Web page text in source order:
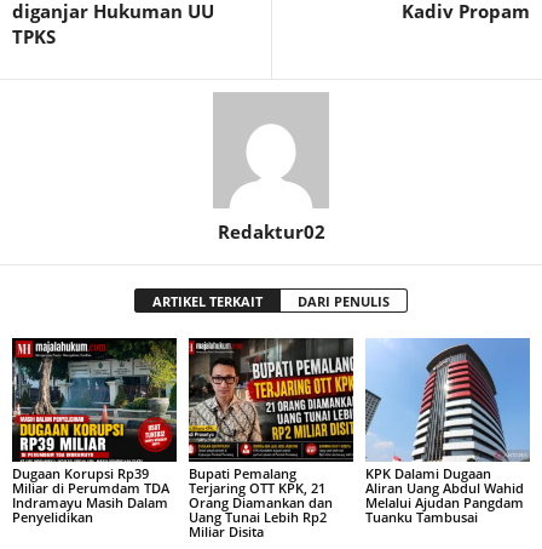
diganjar Hukuman UU
TPKS
Kadiv Propam
Redaktur02
ARTIKEL TERKAIT DARI PENULIS
Dugaan Korupsi Rp39
Miliar di Perumdam TDA
Indramayu Masih Dalam
Penyelidikan
Bupati Pemalang
Terjaring OTT KPK, 21
Orang Diamankan dan
Uang Tunai Lebih Rp2
Miliar Disita
KPK Dalami Dugaan
Aliran Uang Abdul Wahid
Melalui Ajudan Pangdam
Tuanku Tambusai